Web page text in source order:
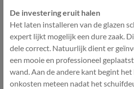
De investering eruit halen
Het laten installeren van de glazen
expert lijkt mogelijk een dure zaak.
dele correct. Natuurlijk dient er
een mooie en professioneel
wand. Aan de andere kant begint het
onkosten meteen nadat het